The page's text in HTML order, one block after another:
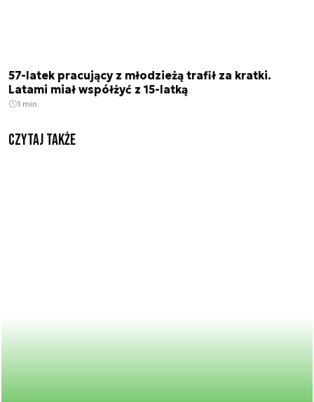
57-latek pracujący z młodzieżą trafił za kratki.
Latami miał współżyć z 15-latką
1 min.
Czytaj także